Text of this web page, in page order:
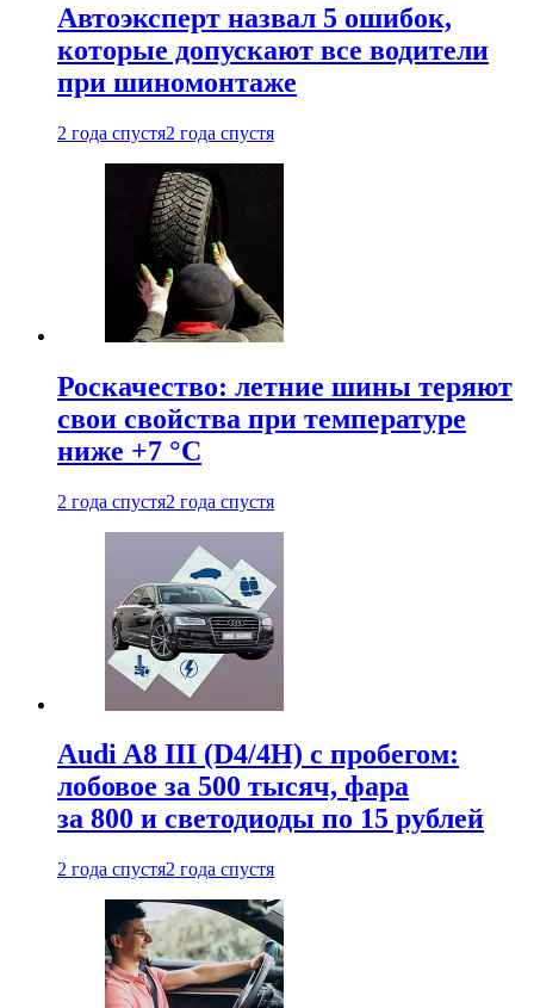
Автоэксперт назвал 5 ошибок,
которые допускают все водители
при шиномонтаже
2 года спустя2 года спустя
Роскачество: летние шины теряют
свои свойства при температуре
ниже +7 °C
2 года спустя2 года спустя
Audi A8 III (D4/4H) c пробегом:
лобовое за 500 тысяч, фара
за 800 и светодиоды по 15 рублей
2 года спустя2 года спустя